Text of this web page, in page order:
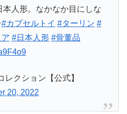
人形。なかなか目にしな
#カプセルトイ #ターリン #
#日本人形 #骨董品
クション【公式】
20, 2022